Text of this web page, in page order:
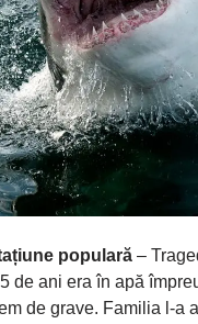
populară –
de ani era în apă
de grave. Familia l-a